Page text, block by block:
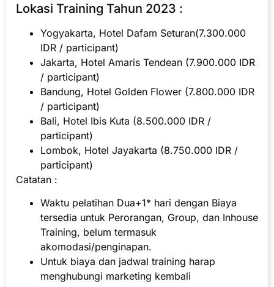
Lokasi Training Tahun 2023 :
Yogyakarta, Hotel Dafam Seturan(7.300.000
IDR / participant)
Jakarta, Hotel Amaris Tendean (7.900.000 IDR
/ participant)
Bandung, Hotel Golden Flower (7.800.000 IDR
/ participant)
Bali, Hotel Ibis Kuta (8.500.000 IDR /
participant)
Lombok, Hotel Jayakarta (8.750.000 IDR /
participant)
Catatan :
Waktu pelatihan Dua+1* hari dengan Biaya
tersedia untuk Perorangan, Group, dan Inhouse
Training, belum termasuk
akomodasi/penginapan.
Untuk biaya dan jadwal training harap
menghubungi marketing kembali